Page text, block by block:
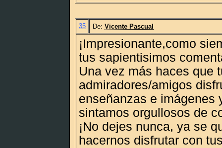
35 De: Vicente Pascual
¡Impresionante,como
tus sapientisimos
Una vez más haces que
admiradores/amigos
enseñanzas e imágenes
sintamos orgullosos de
¡No dejes nunca, ya se
hacernos disfrutar con